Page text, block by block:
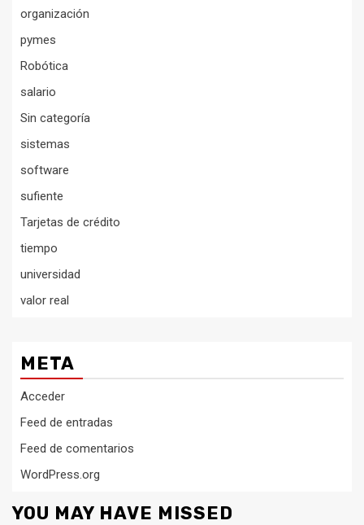
organización
pymes
Robótica
salario
Sin categoría
sistemas
software
sufiente
Tarjetas de crédito
tiempo
universidad
valor real
META
Acceder
Feed de entradas
Feed de comentarios
WordPress.org
YOU MAY HAVE MISSED